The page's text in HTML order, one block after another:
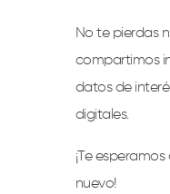
No te pierdas
compartimos
datos de
digitales.
¡Te
nuevo!